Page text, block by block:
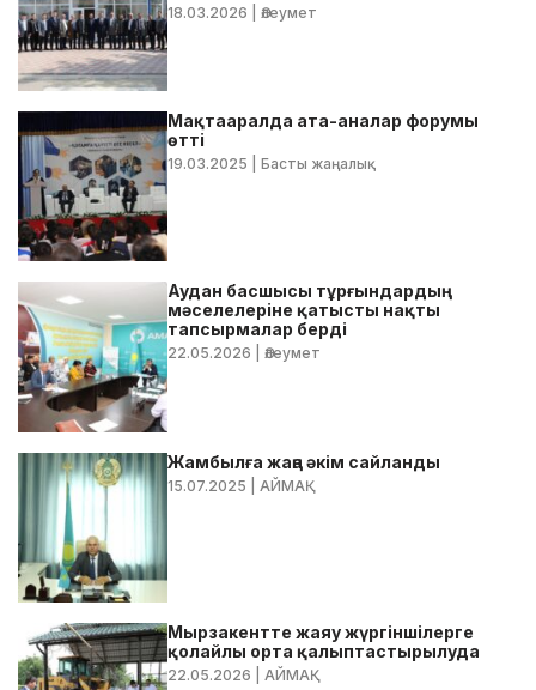
18.03.2026 | Әлеумет
Мақтааралда ата-аналар форумы
өтті
19.03.2025 | Басты жаңалық
Аудан басшысы тұрғындардың
мәселелеріне қатысты нақты
тапсырмалар берді
22.05.2026 | Әлеумет
Жамбылға жаңа әкім сайланды
15.07.2025 | АЙМАҚ
Мырзакентте жаяу жүргіншілерге
қолайлы орта қалыптастырылуда
22.05.2026 | АЙМАҚ